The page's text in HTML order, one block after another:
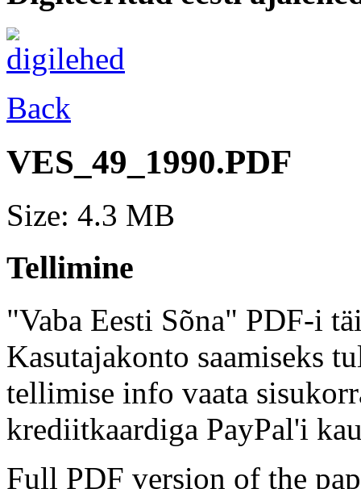
Back
VES_49_1990.PDF
Size: 4.3 MB
Tellimine
"Vaba Eesti Sõna" PDF-i
Kasutajakonto saamiseks
tellimise info vaata
krediitkaardiga PayPal'i
Full PDF version of the